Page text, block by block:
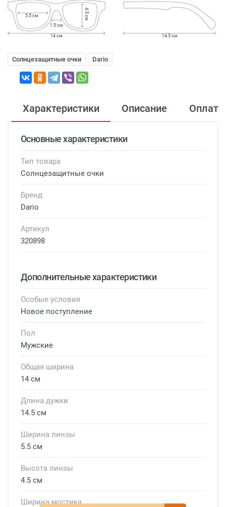
1.5 см
5.5 см 4.5 см
14 см 14.5 см
Солнцезащитные очки Dario
Характеристики Описание Оплата
Основные характеристики
Тип товара
Солнцезащитные очки
Бренд
Dario
Артикул
320898
Дополнительные характеристики
Особые условия
Новое поступление
Пол
Мужские
Общая ширина
14 см
Длина дужки
14.5 см
Ширина линзы
5.5 см
Высота линзы
4.5 см
Ширина мостика